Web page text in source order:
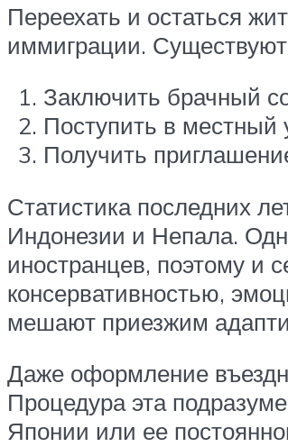
Переехать и остаться
иммиграции. Существуют
Заключить брачный
Поступить в местный
Получить
Статистика последних
Индонезии и Непала.
иностранцев, поэтому и
консервативностью,
мешают приезжим
Даже оформление
Процедура эта
Японии или ее